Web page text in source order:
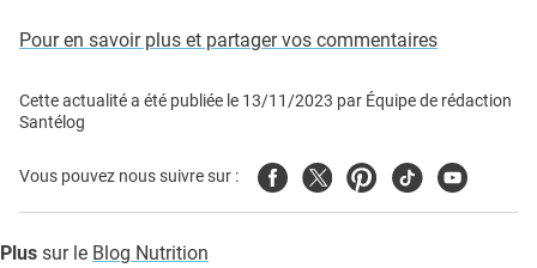
Pour en savoir plus et partager vos commentaires
Cette actualité a été publiée le 13/11/2023 par Équipe de rédaction
Santélog
Vous pouvez nous suivre sur : FacebookTwitterPinterest
TiktokYoutube
Plus sur le Blog Nutrition